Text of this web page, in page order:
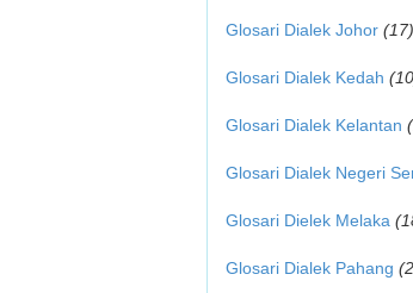
Glosari Dialek Johor (17)
Glosari Dialek Kedah
Glosari Dialek Kelantan
Glosari Dialek Negeri
Glosari Dielek Melaka
Glosari Dialek Pahang